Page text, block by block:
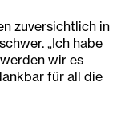
zuversichtlich in
„Ich habe
wir es
für all die